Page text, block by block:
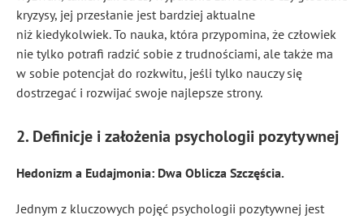
kryzysy, jej przesłanie jest bardziej aktualne
niż kiedykolwiek. To nauka, która przypomina, że człowiek
nie tylko potrafi radzić sobie z trudnościami, ale także ma
w sobie potencjał do rozkwitu, jeśli tylko nauczy się
dostrzegać i rozwijać swoje najlepsze strony.
2. Definicje i założenia psychologii pozytywnej
Hedonizm a Eudajmonia: Dwa Oblicza Szczęścia.
Jednym z kluczowych pojęć psychologii pozytywnej jest